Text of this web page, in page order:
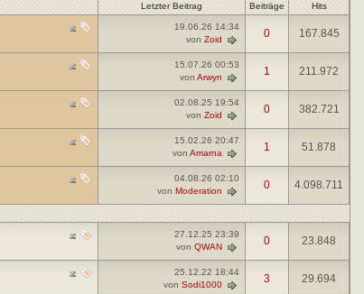
Letzter Beitrag Beiträge Hits
19.06.26 14:34
von Zoid 0 167.845
15.07.26 00:53
von Arwyn 1 211.972
02.08.25 19:54
von Zoid 0 382.721
15.02.26 20:47
von Amarna 1 51.878
04.08.26 02:10
von Moderation 0 4.098.711
27.12.25 23:39
von QWAN 0 23.848
25.12.22 18:44
von Sodi1000 3 29.694